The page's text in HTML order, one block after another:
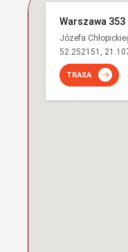
Warszawa 353
Józefa
52.252151,
TRASA